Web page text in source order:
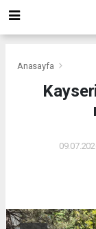
Anasayfa